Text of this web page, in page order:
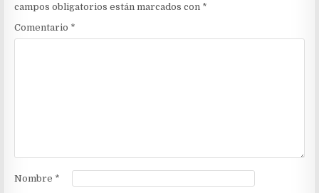
campos obligatorios están marcados con *
Comentario *
Nombre *